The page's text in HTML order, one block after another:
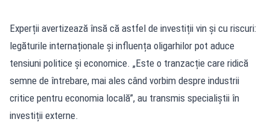
Experții avertizează însă că astfel de investiții vin și cu riscuri:
legăturile internaționale și influența oligarhilor pot aduce
tensiuni politice și economice. „Este o tranzacție care ridică
semne de întrebare, mai ales când vorbim despre industrii
critice pentru economia locală”, au transmis specialiștii în
investiții externe.